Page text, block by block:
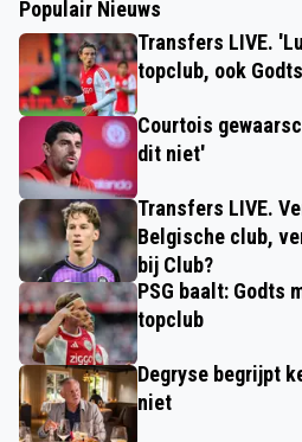
Populair Nieuws
Transfers LIVE.
topclub, ook
Courtois
dit niet'
Transfers LIVE.
Belgische club,
bij Club?
PSG baalt: Godts
topclub
Degryse begrijpt
niet